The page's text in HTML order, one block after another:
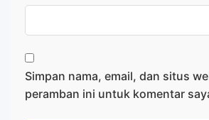
Simpan nama, email, dan situs
peramban ini untuk komentar